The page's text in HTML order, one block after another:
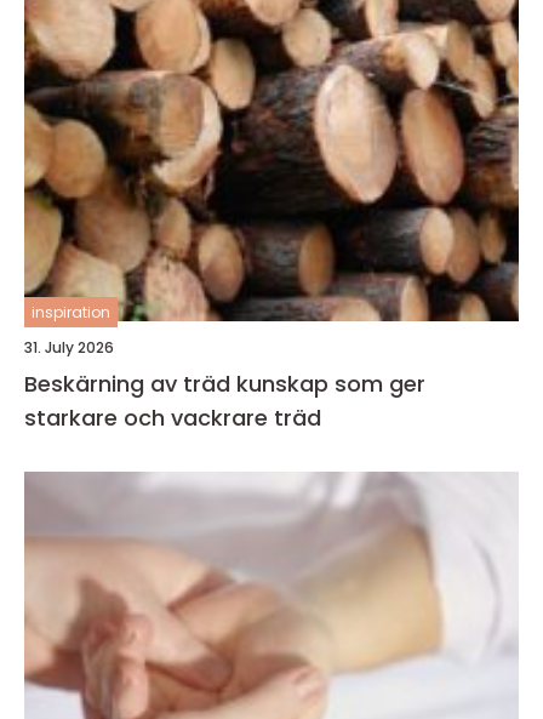
inspiration
31. July 2026
Beskärning av träd kunskap som ger
starkare och vackrare träd